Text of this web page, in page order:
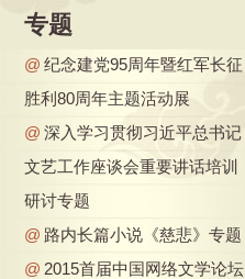
专题
@ 纪念建党95周年暨红军长征
胜利80周年主题活动展
@ 深入学习贯彻习近平总书记
文艺工作座谈会重要讲话培训
研讨专题
@ 路内长篇小说《慈悲》专题
@ 2015首届中国网络文学论坛